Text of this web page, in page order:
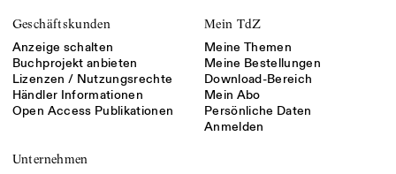
Geschäftskunden
Anzeige schalten
Buchprojekt anbieten
Lizenzen / Nutzungsrechte
Händler Informationen
Open Access Publikationen
Mein TdZ
Meine Themen
Meine Bestellungen
Download-Bereich
Mein Abo
Persönliche Daten
Anmelden
Unternehmen